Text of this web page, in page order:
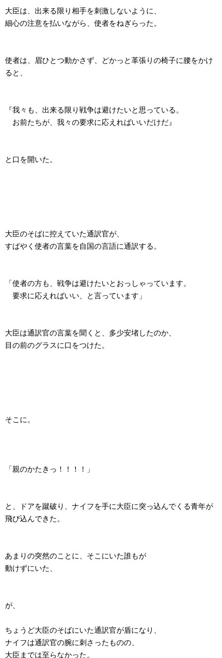
大臣は、出来る限り相手を刺激しないように、
細心の注意を払いながら、使者をねぎらった。
使者は、眉ひとつ動かさず、どかっと革張りの椅子に腰をかけ
ると、
『我々も、出来る限り戦争は避けたいと思っている。
お前たちが、我々の要求に応えればいいだけだ』
と口を開いた。
大臣のそばに控えていた通訳官が、
すばやく使者の言葉を自国の言語に通訳する。
「使者の方も、戦争は避けたいとおっしゃっています。
要求に応えればいい、と言っています」
大臣は通訳官の言葉を聞くと、多少安堵したのか、
目の前のグラスに口をつけた。
そこに。
「親のかたきっ！！！！」
と、ドアを蹴破り、ナイフを手に大臣に突っ込んでくる青年が
飛び込んできた。
あまりの突然のことに、そこにいた誰もが
動けずにいた、
が、
ちょうど大臣のそばにいた通訳官が盾になり、
ナイフは通訳官の腕に刺さったものの、
大臣までは至らなかった。